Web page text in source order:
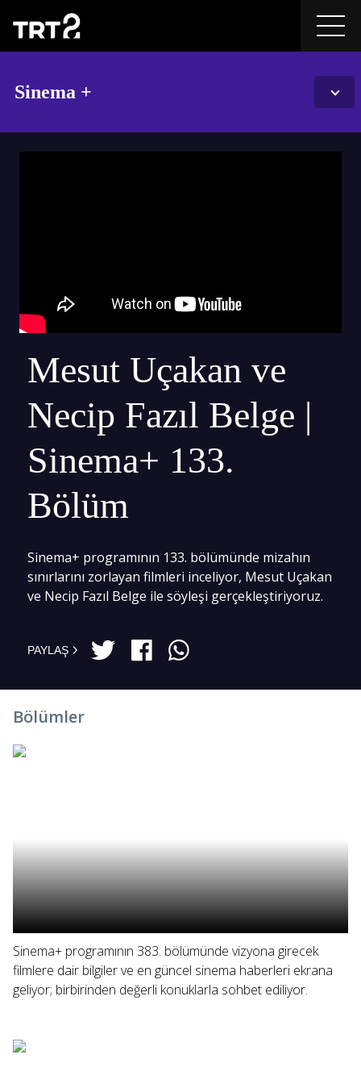
Sinema +
Mesut Uçakan ve
Necip Fazıl Belge |
Sinema+ 133.
Bölüm
Sinema+ programının 133. bölümünde mizahın
sınırlarını zorlayan filmleri inceliyor, Mesut Uçakan
ve Necip Fazıl Belge ile söyleşi gerçekleştiriyoruz.
PAYLAŞ
Bölümler
Sinema+ programının 383. bölümünde vizyona girecek
filmlere dair bilgiler ve en güncel sinema haberleri ekrana
geliyor; birbirinden değerli konuklarla sohbet ediliyor.